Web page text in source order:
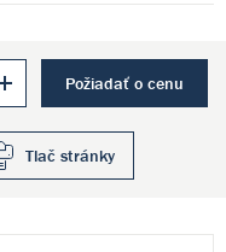
Požiadať o cenu
Tlač stránky